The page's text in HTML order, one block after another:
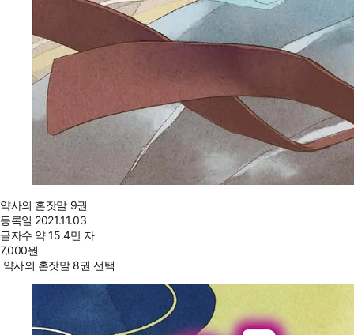
약사의 혼잣말 9권
등록일 2021.11.03
글자수 약 15.4만 자
7,000원
약사의 혼잣말 8권 선택